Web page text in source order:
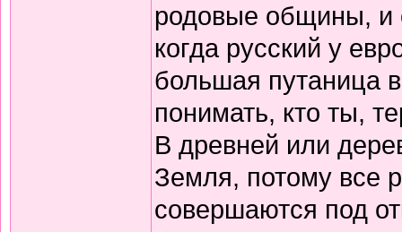
родовые общины, и
когда русский у
большая путаница
понимать, кто ты,
В древней или
Земля, потому все
совершаются под